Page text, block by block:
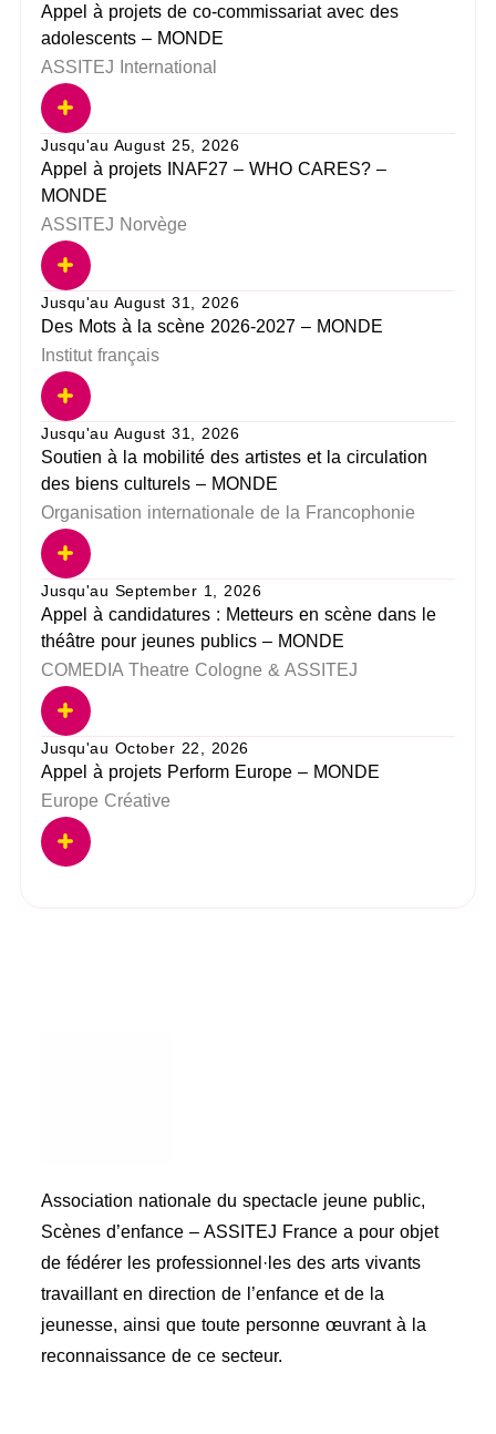
Appel à projets de co-commissariat avec des
adolescents – MONDE
ASSITEJ International
Jusqu'au August 25, 2026
Appel à projets INAF27 – WHO CARES? –
MONDE
ASSITEJ Norvège
Jusqu'au August 31, 2026
Des Mots à la scène 2026-2027 – MONDE
Institut français
Jusqu'au August 31, 2026
Soutien à la mobilité des artistes et la circulation
des biens culturels – MONDE
Organisation internationale de la Francophonie
Jusqu'au September 1, 2026
Appel à candidatures : Metteurs en scène dans le
théâtre pour jeunes publics – MONDE
COMEDIA Theatre Cologne & ASSITEJ
Jusqu'au October 22, 2026
Appel à projets Perform Europe – MONDE
Europe Créative
Association nationale du spectacle jeune public,
Scènes d’enfance – ASSITEJ France a pour objet
de fédérer les professionnel·les des arts vivants
travaillant en direction de l’enfance et de la
jeunesse, ainsi que toute personne œuvrant à la
reconnaissance de ce secteur.